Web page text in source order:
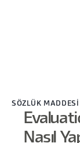
SÖZLÜK MADDESİ
Nasıl